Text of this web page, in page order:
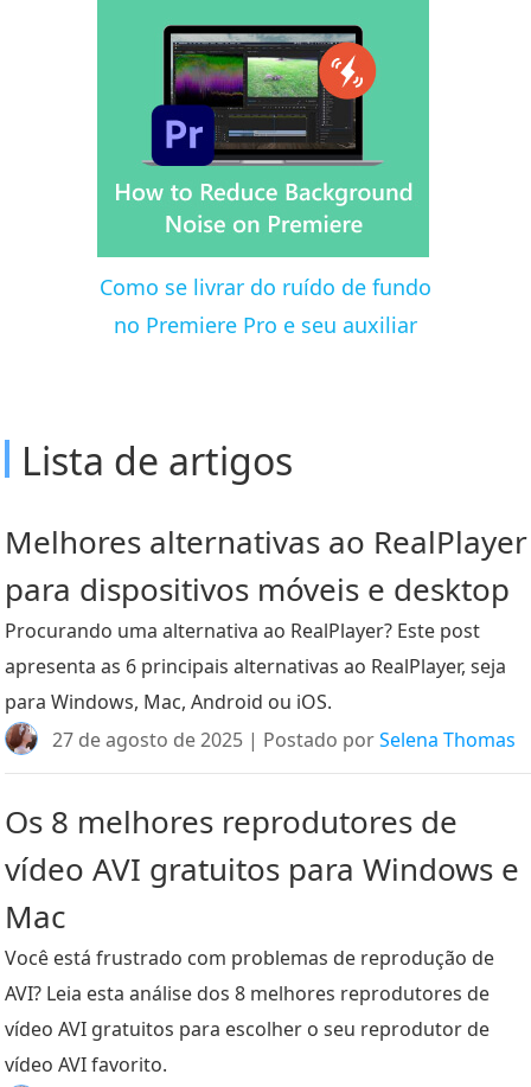
Como se livrar do ruído de fundo
no Premiere Pro e seu auxiliar
Lista de artigos
Melhores alternativas ao RealPlayer
para dispositivos móveis e desktop
Procurando uma alternativa ao RealPlayer? Este post
apresenta as 6 principais alternativas ao RealPlayer, seja
para Windows, Mac, Android ou iOS.
27 de agosto de 2025 | Postado porSelena Thomas
Os 8 melhores reprodutores de
vídeo AVI gratuitos para Windows e
Mac
Você está frustrado com problemas de reprodução de
AVI? Leia esta análise dos 8 melhores reprodutores de
vídeo AVI gratuitos para escolher o seu reprodutor de
vídeo AVI favorito.